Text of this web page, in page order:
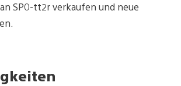
SP0-tt2r verkaufen und neue